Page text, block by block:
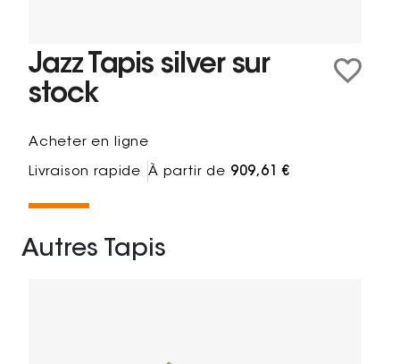
Jazz Tapis silver sur
stock
Acheter en ligne
Livraison rapide À partir de 909,61 €
Autres Tapis